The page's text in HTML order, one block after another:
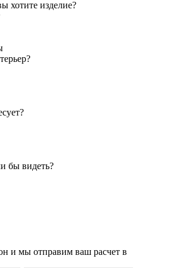
хотите изделие?
бы видеть?
и мы отправим ваш расчет в